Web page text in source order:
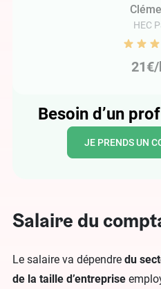
HEC
Besoin d’un
JE PRENDS UN
Salaire du
Le salaire va dépendre du
de la taille d’entreprise